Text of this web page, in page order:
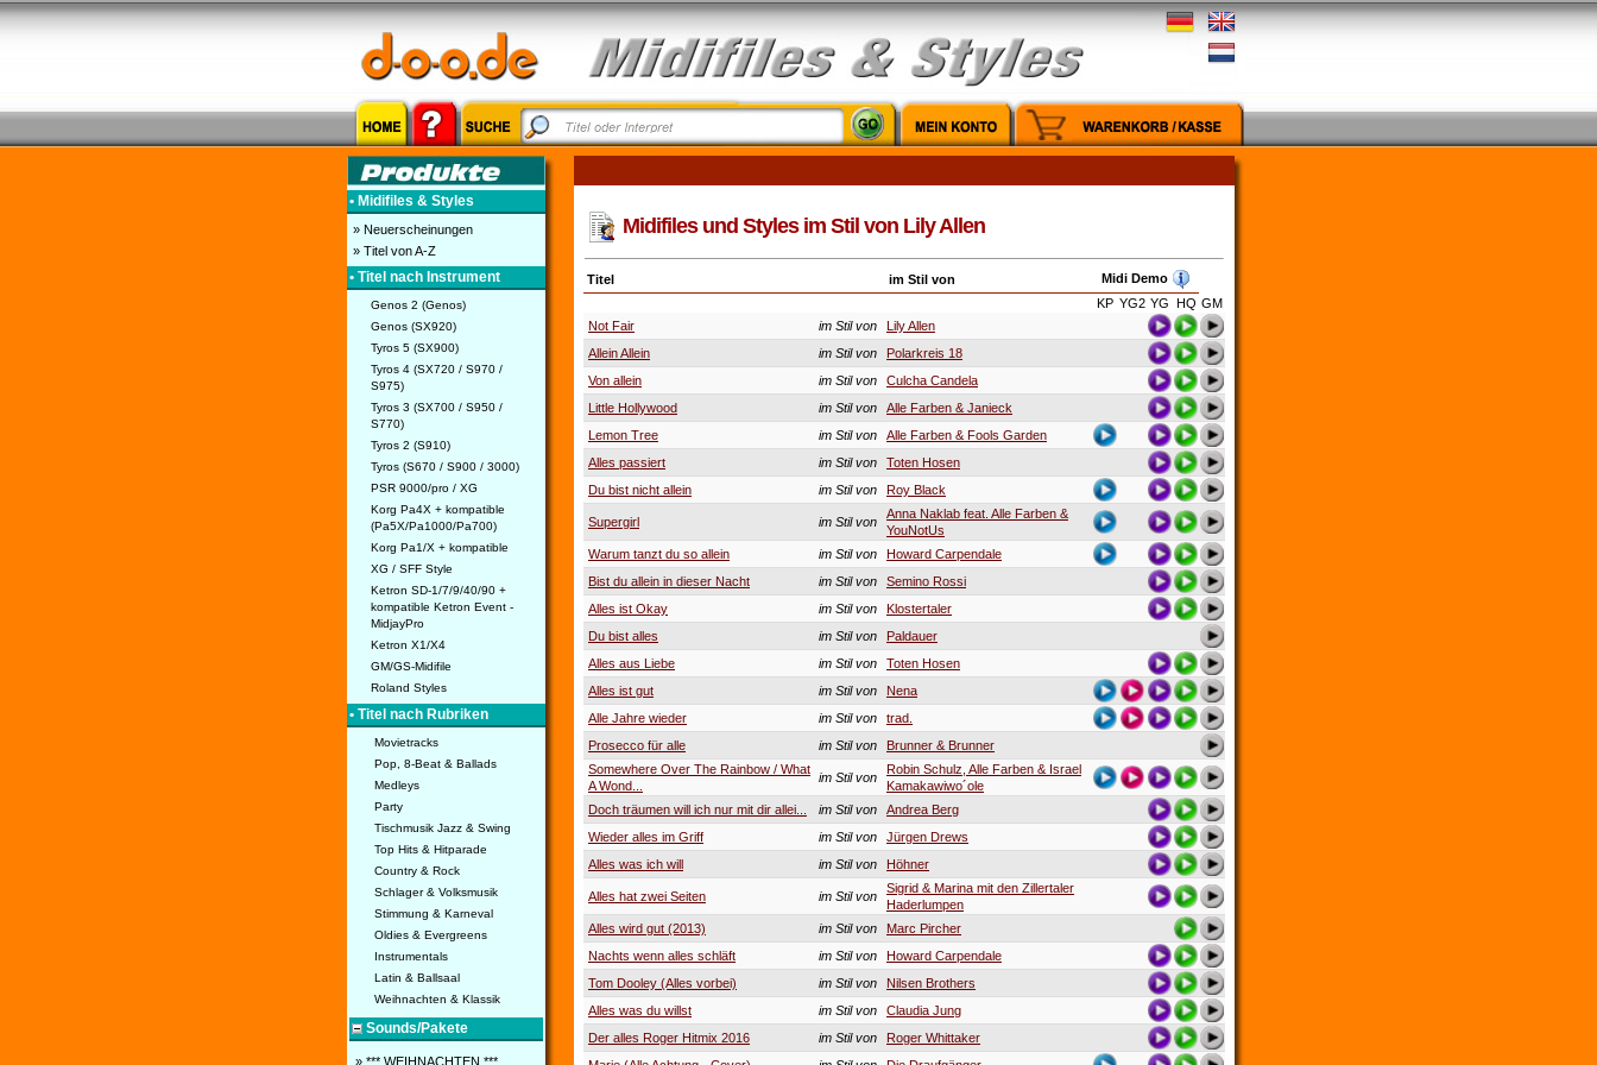
• Midifiles & Styles
» Neuerscheinungen
» Titel von A-Z
• Titel nach Instrument
Genos 2 (Genos)
Genos (SX920)
Tyros 5 (SX900)
Tyros 4 (SX720 / S970 /
S975)
Tyros 3 (SX700 / S950 /
S770)
Tyros 2 (S910)
Tyros (S670 / S900 / 3000)
PSR 9000/pro / XG
Korg Pa4X + kompatible
(Pa5X/Pa1000/Pa700)
Korg Pa1/X + kompatible
XG / SFF Style
Ketron SD-1/7/9/40/90 +
kompatible Ketron Event -
MidjayPro
Ketron X1/X4
GM/GS-Midifile
Roland Styles
• Titel nach Rubriken
Movietracks
Pop, 8-Beat & Ballads
Medleys
Party
Tischmusik Jazz & Swing
Top Hits & Hitparade
Country & Rock
Schlager & Volksmusik
Stimmung & Karneval
Oldies & Evergreens
Instrumentals
Latin & Ballsaal
Weihnachten & Klassik
Sounds/Pakete
» *** WEIHNACHTEN ***
Midifiles und Styles im Stil von Lily Allen
Titel im Stil von
Midi Demo
KP YG2 YG HQ GM
Not Fair
im Stil von
Lily Allen
Allein Allein
im Stil von
Polarkreis 18
Von allein
im Stil von
Culcha Candela
Little Hollywood
im Stil von
Alle Farben & Janieck
Lemon Tree
im Stil von
Alle Farben & Fools Garden
Alles passiert
im Stil von
Toten Hosen
Du bist nicht allein
im Stil von Roy Black
Supergirl im Stil von
Anna Naklab feat. Alle Farben &
YouNotUs
Warum tanzt du so allein
im Stil von
Howard Carpendale
Bist du allein in dieser Nacht
im Stil von
Semino Rossi
Alles ist Okay
im Stil von
Klostertaler
Du bist alles
im Stil von
Paldauer
Alles aus Liebe
im Stil von
Toten Hosen
Alles ist gut
im Stil von
Nena
Alle Jahre wieder
im Stil von
trad.
Prosecco für alle
im Stil von
Brunner & Brunner
Somewhere Over The Rainbow / What
A Wond...
im Stil von
Robin Schulz, Alle Farben & Israel
Kamakawiwo´ole
Doch träumen will ich nur mit dir allei...
im Stil von
Andrea Berg
Wieder alles im Griff
im Stil von
Jürgen Drews
Alles was ich will
im Stil von Höhner
Alles hat zwei Seiten im Stil von
Sigrid & Marina mit den Zillertaler
Haderlumpen
Alles wird gut (2013)
im Stil von
Marc Pircher
Nachts wenn alles schläft
im Stil von
Howard Carpendale
Tom Dooley (Alles vorbei)
im Stil von
Nilsen Brothers
Alles was du willst
im Stil von
Claudia Jung
Der alles Roger Hitmix 2016
im Stil von
Roger Whittaker